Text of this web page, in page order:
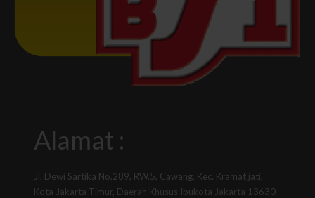
Alamat :
Jl. Dewi Sartika No.289, RW.5, Cawang, Kec. Kramat jati,
Kota Jakarta Timur, Daerah Khusus Ibukota Jakarta 13630